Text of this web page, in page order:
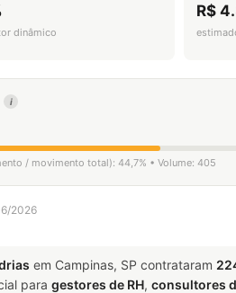
dinâmico
R$
i
/ movimento total): 44,7% • Volume: 405
2026
em Campinas, SP contrataram
para gestores de RH, consultores